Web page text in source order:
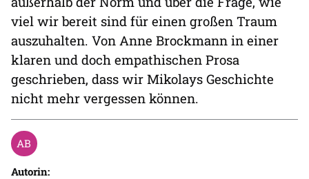
viel wir bereit sind für einen großen Traum
auszuhalten. Von Anne Brockmann in einer
klaren und doch empathischen Prosa
geschrieben, dass wir Mikolays Geschichte
nicht mehr vergessen können.
Autorin: